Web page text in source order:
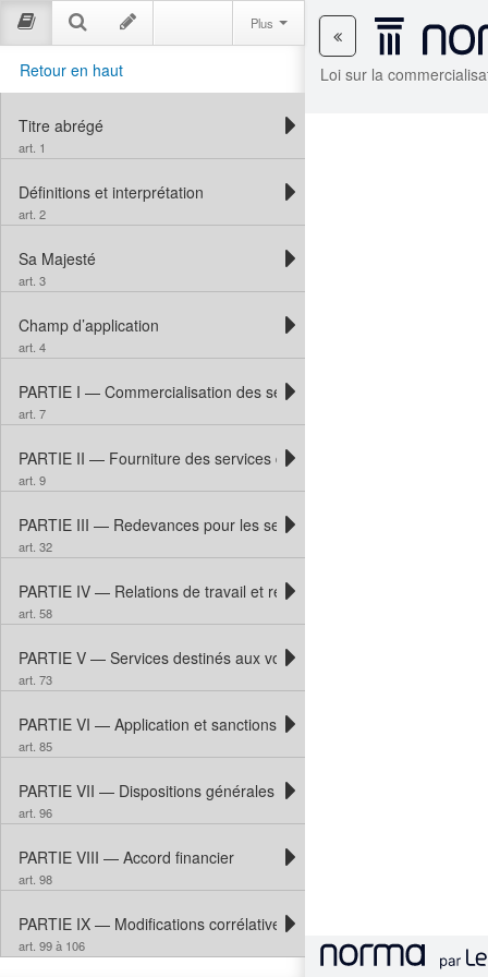
Loi sur la
Plus
Retour en haut
Titre abrégé
art. 1
Définitions et interprétation
art. 2
Sa Majesté
art. 3
Champ d’application
art. 4
PARTIE I — Commercialisation des services de navigation
art. 7
PARTIE II — Fourniture des services de navigation aérienne civile
art. 9
PARTIE III — Redevances pour les services de navigation aérienne
art. 32
PARTIE IV — Relations de travail et ressources humaines
art. 58
PARTIE V — Services destinés aux vols d’urgence ou à vocation
art. 73
PARTIE VI — Application et sanctions
art. 85
PARTIE VII — Dispositions générales
art. 96
PARTIE VIII — Accord financier
art. 98
PARTIE IX — Modifications corrélatives et conditionnelles et entrée
art. 99 à 106